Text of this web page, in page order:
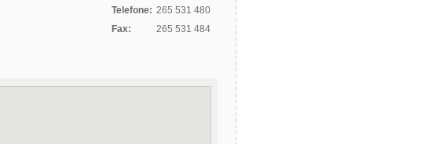
Telefone: 265 531 480
Fax:
265 531 484